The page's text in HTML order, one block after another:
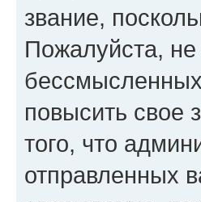
звание,
Пожалуйста,
повысить свое
того, что
отправленных